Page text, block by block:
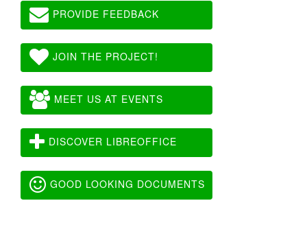
PROVIDE FEEDBACK
JOIN THE PROJECT!
MEET US AT EVENTS
DISCOVER LIBREOFFICE
GOOD LOOKING DOCUMENTS